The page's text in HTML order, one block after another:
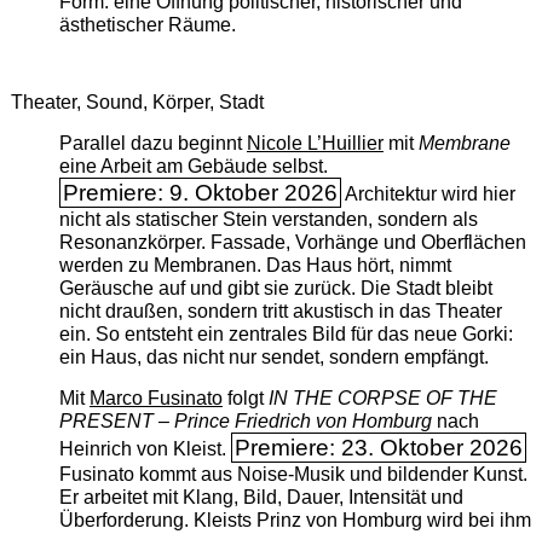
ästhetischer Räume.
Theater, Sound, Körper, Stadt
Parallel dazu beginnt Nicole L’Huilliermit ­Membrane
eine Arbeit am Gebäude selbst.
Premiere: 9. Oktober 2026 Architektur wird hier
nicht als statischer Stein verstanden, sondern als
Resonanzkörper. Fassade, Vorhänge und Oberflächen
werden zu Membranen. Das Haus hört, nimmt
Geräusche auf und gibt sie zurück. Die Stadt bleibt
nicht draußen, sondern tritt akustisch in das Theater
ein. So entsteht ein zentrales Bild für das neue Gorki:
ein Haus, das nicht nur sendet, sondern empfängt.
Mit Marco FusinatofolgtIN THE CORPSE OF THE
PRESENT – Prince Friedrich von Homburgnach
Heinrich von Kleist. Premiere: 23. Oktober 2026
Fusinato kommt aus Noise-Musik und bildender Kunst.
Er arbeitet mit Klang, Bild, Dauer, Intensität und
Überforderung. Kleists Prinz von Homburg wird bei ihm